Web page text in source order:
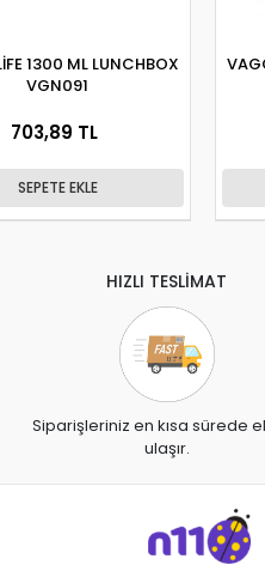
1300 ML LUNCHBOX
VGN091
703,89 TL
SEPETE EKLE
HIZLI TESLİMAT
Siparişleriniz en kısa sürede
ulaşır.